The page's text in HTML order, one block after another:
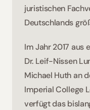
juristischen
Deutschlands
Im Jahr 2017 aus
Dr. Leif-Nissen
Michael Huth an
Imperial College
verfügt das